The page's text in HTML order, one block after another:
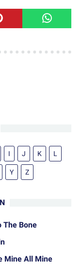
I J K L
Y Z
The Bone
Mine All Mine